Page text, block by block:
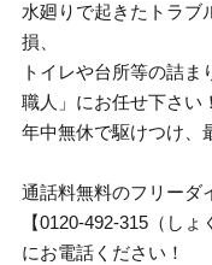
水廻りで起きたトラブ
損、
トイレや台所等の詰
職人」にお任せ下さい！
年中無休で駆けつけ、
通話料無料のフリーダ
【0120-492-315（し
にお電話ください！